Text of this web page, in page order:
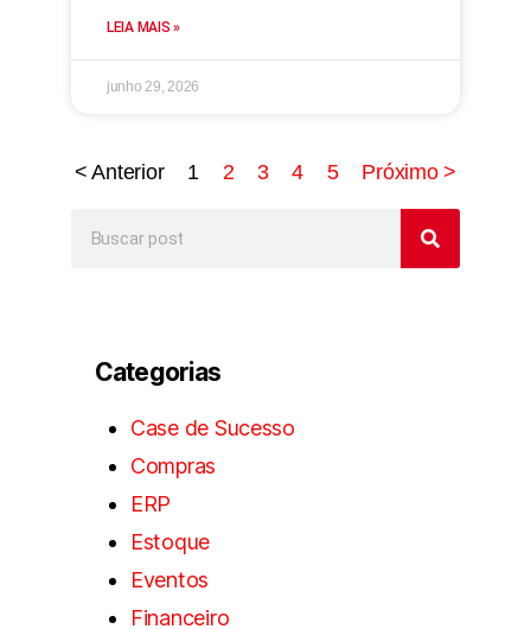
LEIA MAIS »
junho 29, 2026
< Anterior 1 2 3 4 5 Próximo >
Categorias
Case de Sucesso
Compras
ERP
Estoque
Eventos
Financeiro